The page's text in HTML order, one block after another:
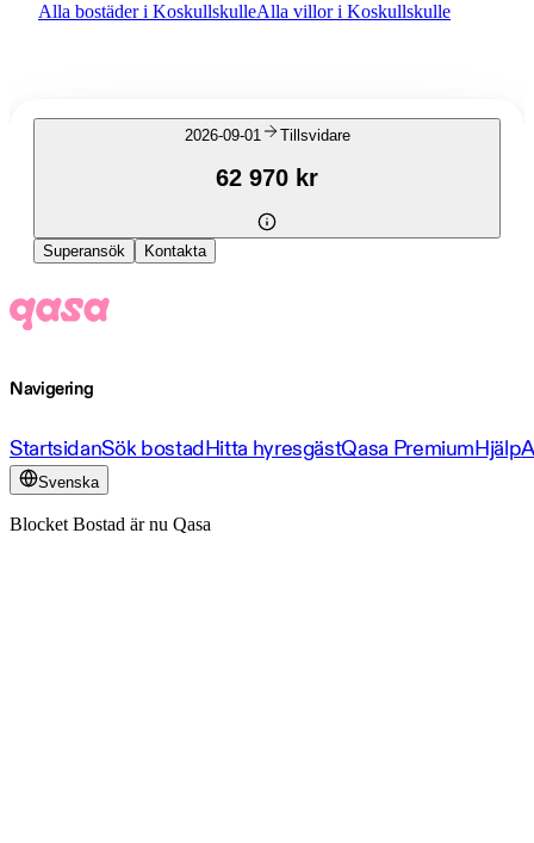
Alla bostäder i KoskullskulleAlla villor i Koskullskulle
2026-09-01 Tillsvidare
62 970 kr
Superansök Kontakta
Navigering
StartsidanSök bostadHitta hyresgästQasa PremiumHjälp
Svenska
Blocket Bostad är nu Qasa